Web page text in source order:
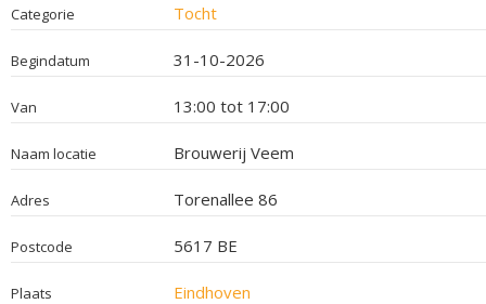
Categorie Tocht
Begindatum 31-10-2026
Van 13:00 tot 17:00
Naam locatie Brouwerij Veem
Adres Torenallee 86
Postcode 5617 BE
Plaats Eindhoven